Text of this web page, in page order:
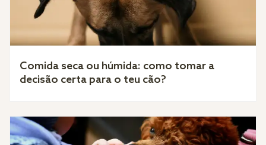
Comida seca ou húmida: como tomar a
decisão certa para o teu cão?